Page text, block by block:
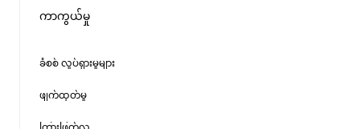
ကာကွယ်မှု
ခံစစ် လှုပ်ရှားမှုများ
ဖျက်ထုတ်မှု